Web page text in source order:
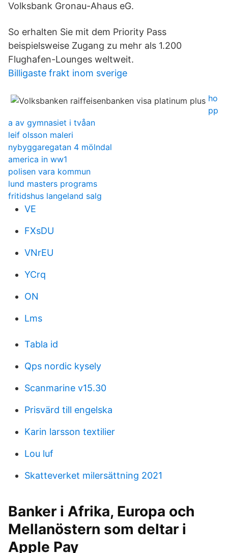
Volksbank Gronau-Ahaus eG.
So erhalten Sie mit dem Priority Pass
beispielsweise Zugang zu mehr als 1.200
Flughafen-Lounges weltweit.
Billigaste frakt inom sverige
ho
pp
a av gymnasiet i tvåan
leif olsson maleri
nybyggaregatan 4 mölndal
america in ww1
polisen vara kommun
lund masters programs
fritidshus langeland salg
VE
FXsDU
VNrEU
YCrq
ON
Lms
Tabla id
Qps nordic kysely
Scanmarine v15.30
Prisvärd till engelska
Karin larsson textilier
Lou luf
Skatteverket milersättning 2021
Banker i Afrika, Europa och
Mellanöstern som deltar i
Apple Pay